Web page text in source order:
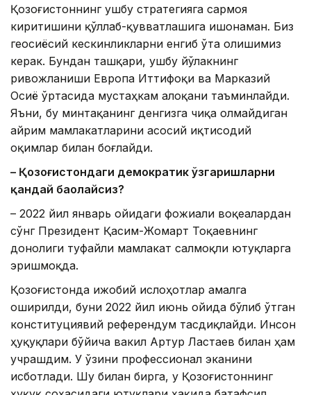
Қозоғистоннинг ушбу стратегияга сармоя
киритишини қўллаб-қувватлашига ишонаман. Биз
геосиёсий кескинликларни енгиб ўта олишимиз
керак. Бундан ташқари, ушбу йўлакнинг
ривожланиши Европа Иттифоқи ва Марказий
Осиё ўртасида мустаҳкам алоқани таъминлайди.
Яъни, бу минтақанинг денгизга чиқа олмайдиган
айрим мамлакатларини асосий иқтисодий
оқимлар билан боғлайди.
– Қозоғистондаги демократик ўзгаришларни
қандай баҳолайсиз?
– 2022 йил январь ойидаги фожиали воқеалардан
сўнг Президент Қасим-Жомарт Тоқаевнинг
донолиги туфайли мамлакат салмоқли ютуқларга
эришмоқда.
Қозоғистонда ижобий ислоҳотлар амалга
оширилди, буни 2022 йил июнь ойида бўлиб ўтган
конституциявий референдум тасдиқлайди. Инсон
ҳуқуқлари бўйича вакил Артур Ластаев билан ҳам
учрашдим. У ўзини профессионал эканини
исботлади. Шу билан бирга, у Қозоғистоннинг